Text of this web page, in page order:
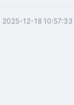
2025-12-18 10:57:33